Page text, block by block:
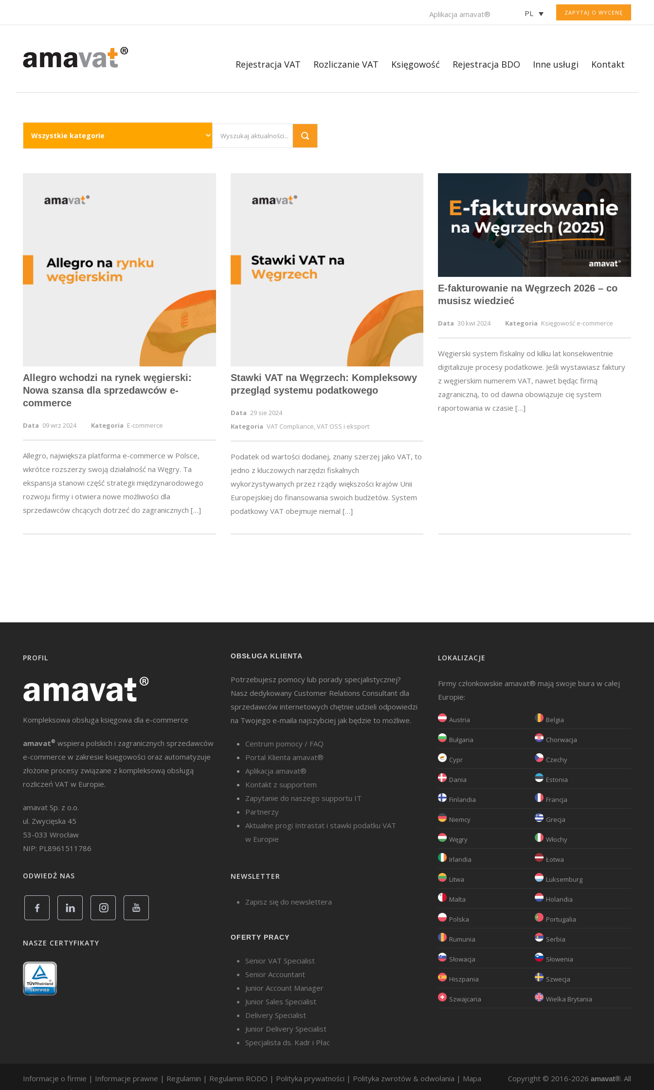
ZAPYTAJ O WYCENĘ
PL
Aplikacja amavat®
Rejestracja VAT Rozliczanie VAT Księgowość Rejestracja BDO Inne usługi Kontakt
Allegro wchodzi na rynek węgierski:
Nowa szansa dla sprzedawców e-
commerce
Data 09 wrz 2024 Kategoria E-commerce
Allegro, największa platforma e-commerce w Polsce,
wkrótce rozszerzy swoją działalność na Węgry. Ta
ekspansja stanowi część strategii międzynarodowego
rozwoju firmy i otwiera nowe możliwości dla
sprzedawców chcących dotrzeć do zagranicznych […]
Stawki VAT na Węgrzech: Kompleksowy
przegląd systemu podatkowego
Data 29 sie 2024
Kategoria VAT Compliance, VAT OSS i eksport
Podatek od wartości dodanej, znany szerzej jako VAT, to
jedno z kluczowych narzędzi fiskalnych
wykorzystywanych przez rządy większości krajów Unii
Europejskiej do finansowania swoich budżetów. System
podatkowy VAT obejmuje niemal […]
E-fakturowanie na Węgrzech 2026 – co
musisz wiedzieć
Data 30 kwi 2024 Kategoria Księgowość e-commerce
Węgierski system fiskalny od kilku lat konsekwentnie
digitalizuje procesy podatkowe. Jeśli wystawiasz faktury
z węgierskim numerem VAT, nawet będąc firmą
zagraniczną, to od dawna obowiązuje cię system
raportowania w czasie […]
PROFIL
Kompleksowa obsługa księgowa dla e-commerce
amavat® wspiera polskich i zagranicznych sprzedawców
e-commerce w zakresie księgowości oraz automatyzuje
złożone procesy związane z kompleksową obsługą
rozliczeń VAT w Europie.
amavat Sp. z o.o.
ul. Zwycięska 45
53-033 Wrocław
NIP: PL8961511786
ODWIEDŹ NAS
NASZE CERTYFIKATY
OBSŁUGA KLIENTA
Potrzebujesz pomocy lub porady specjalistycznej?
Nasz dedykowany Customer Relations Consultant dla
sprzedawców internetowych chętnie udzieli odpowiedzi
na Twojego e-maila najszybciej jak będzie to możliwe.
Centrum pomocy / FAQ
Portal Klienta amavat®
Aplikacja amavat®
Kontakt z supportem
Zapytanie do naszego supportu IT
Partnerzy
Aktualne progi Intrastat i stawki podatku VAT
w Europie
NEWSLETTER
Zapisz się do newslettera
OFERTY PRACY
Senior VAT Specialist
Senior Accountant
Junior Account Manager
Junior Sales Specialist
Delivery Specialist
Junior Delivery Specialist
Specjalista ds. Kadr i Płac
LOKALIZACJE
Firmy członkowskie amavat® mają swoje biura w całej
Europie:
Austria Belgia
Bułgaria Chorwacja
Cypr Czechy
Dania Estonia
Finlandia Francja
Niemcy Grecja
Węgry Włochy
Irlandia Łotwa
Litwa Luksemburg
Malta Holandia
Polska Portugalia
Rumunia Serbia
Słowacja Słowenia
Hiszpania Szwecja
Szwajcaria Wielka Brytania
Informacje o firmie | Informacje prawne | Regulamin | Regulamin RODO | Polityka prywatności | Polityka zwrotów & odwołania | Mapa
Copyright © 2016-2026 amavat®. All